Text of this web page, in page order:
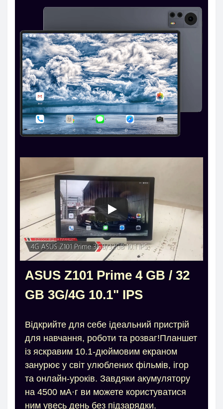
ASUS Z101 Prime 4 GB / 32
GB 3G/4G 10.1" IPS
Відкрийте для себе ідеальний пристрій
для навчання, роботи та розваг!Планшет
із яскравим 10.1-дюймовим екраном
занурює у світ улюблених фільмів, ігор
та онлайн-уроків. Завдяки акумулятору
на 4500 мА·г ви можете користуватися
ним увесь день без підзарядки.